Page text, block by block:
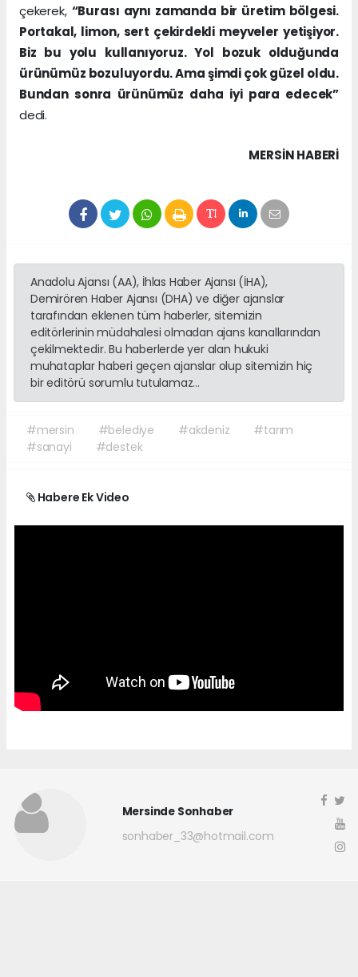
çekerek, “Burası aynı zamanda bir üretim bölgesi.
Portakal, limon, sert çekirdekli meyveler yetişiyor.
Biz bu yolu kullanıyoruz. Yol bozuk olduğunda
ürünümüz bozuluyordu. Ama şimdi çok güzel oldu.
Bundan sonra ürünümüz daha iyi para edecek”
dedi.
MERSIN HABERİ
Anadolu Ajansı (AA), İhlas Haber Ajansı (İHA),
Demirören Haber Ajansı (DHA) ve diğer ajanslar
tarafından eklenen tüm haberler, sitemizin
editörlerinin müdahalesi olmadan ajans kanallarından
çekilmektedir. Bu haberlerde yer alan hukuki
muhataplar haberi geçen ajanslar olup sitemizin hiç
bir editörü sorumlu tutulamaz...
#mersin #belediye #akdeniz
#tarım
#sanayi
#destek
Habere Ek Video
Mersinde Sonhaber
sonhaber_33@hotmail.com